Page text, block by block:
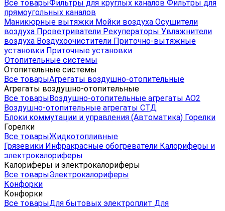
Все товарыФильтры для круглых каналов Фильтры для
прямоугольных каналов
Маникюрные вытяжки Мойки воздуха Осушители
воздуха Проветриватели Рекуператоры Увлажнители
воздуха Воздухоочистители Приточно-вытяжные
установки Приточные установки
Отопительные системы
Отопительные системы
Все товарыАгрегаты воздушно-отопительные
Агрегаты воздушно-отопительные
Все товарыВоздушно-отопительные агрегаты АО2
Воздушно-отопительные агрегаты СТД
Блоки коммутации и управления (Автоматика) Горелки
Горелки
Все товарыЖидкотопливные
Грязевики Инфракрасные обогреватели Калориферы и
электрокалориферы
Калориферы и электрокалориферы
Все товарыЭлектрокалориферы
Конфорки
Конфорки
Все товарыДля бытовых электроплит Для